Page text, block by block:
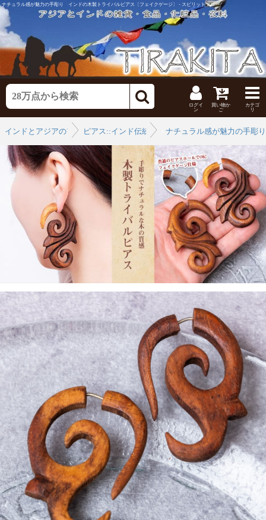
ナチュラル感が魅力の手彫り インドの木製トライバルピアス〔フェイクゲージ〕 - スピリットフロー
ログイ
ン
買い物か
ご
カテゴ
リ
インドとアジアのアクセピアス::インド伝統 ナチュラル感が魅力の手彫